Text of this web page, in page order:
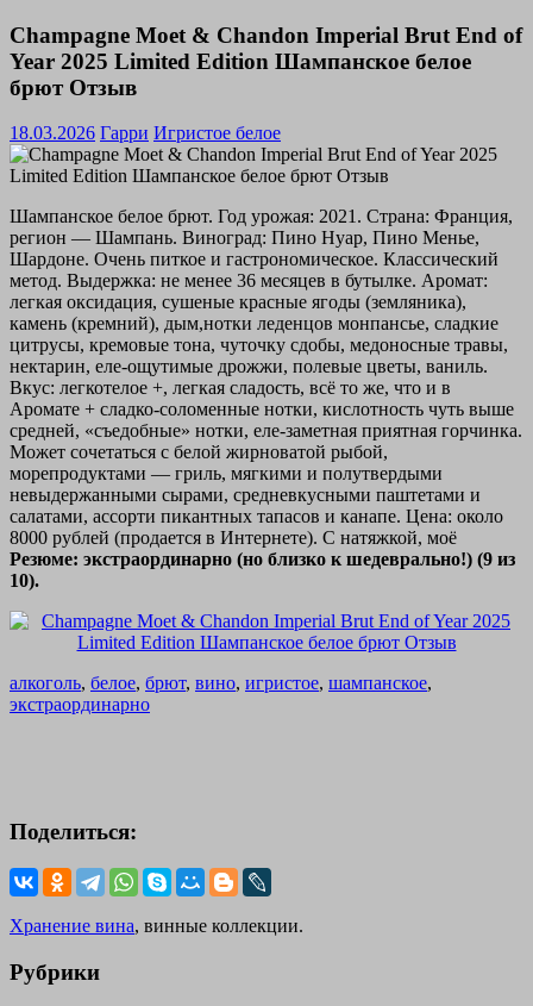
Champagne Moet & Chandon Imperial Brut End of
Year 2025 Limited Edition Шампанское белое
брют Отзыв
18.03.2026 Гарри Игристое белое
Шампанское белое брют. Год урожая: 2021. Страна: Франция,
регион — Шампань. Виноград: Пино Нуар, Пино Менье,
Шардоне. Очень питкое и гастрономическое. Классический
метод. Выдержка: не менее 36 месяцев в бутылке. Аромат:
легкая оксидация, сушеные красные ягоды (земляника),
камень (кремний), дым,нотки леденцов монпансье, сладкие
цитрусы, кремовые тона, чуточку сдобы, медоносные травы,
нектарин, еле-ощутимые дрожжи, полевые цветы, ваниль.
Вкус: легкотелое +, легкая сладость, всё то же, что и в
Аромате + сладко-соломенные нотки, кислотность чуть выше
средней, «съедобные» нотки, еле-заметная приятная горчинка.
Может сочетаться с белой жирноватой рыбой,
морепродуктами — гриль, мягкими и полутвердыми
невыдержанными сырами, средневкусными паштетами и
салатами, ассорти пикантных тапасов и канапе. Цена: около
8000 рублей (продается в Интернете). С натяжкой, моё
Резюме: экстраординарно (но близко к шедеврально!) (9 из
10).
алкоголь, белое, брют, вино, игристое, шампанское,
экстраординарно
Поделиться:
Хранение вина, винные коллекции.
Рубрики